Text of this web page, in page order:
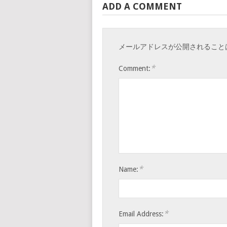
ADD A COMMENT
メールアドレスが公開されるこ
Comment: *
Name: *
Email Address: *